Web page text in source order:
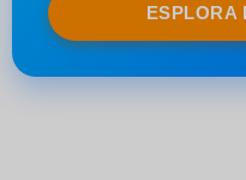
ESPLORA